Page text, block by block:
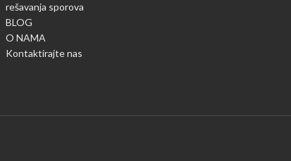
rešavanja sporova
BLOG
O NAMA
Kontaktirajte nas